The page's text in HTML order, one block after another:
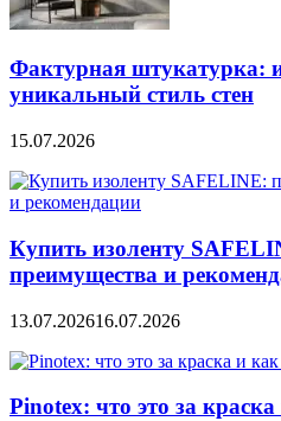
Фактурная штукатурка:
уникальный стиль стен
15.07.2026
Купить изоленту
преимущества и
13.07.202616.07.2026
Pinotex: что это за